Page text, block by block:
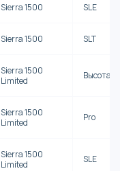
Sierra 1500 SLE
Sierra 1500 SLT
Sierra 1500
Limited
Высота
Sierra 1500
Limited
Pro
Sierra 1500
Limited
SLE